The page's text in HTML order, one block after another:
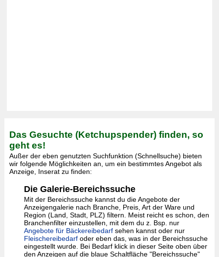
Das Gesuchte (Ketchupspender) finden, so
geht es!
Außer der eben genutzten Suchfunktion (Schnellsuche) bieten
wir folgende Möglichkeiten an, um ein bestimmtes Angebot als
Anzeige, Inserat zu finden:
Die Galerie-Bereichssuche
Mit der Bereichssuche kannst du die Angebote der
Anzeigengalerie nach Branche, Preis, Art der Ware und
Region (Land, Stadt, PLZ) filtern. Meist reicht es schon, den
Branchenfilter einzustellen, mit dem du z. Bsp. nur
Angebote für Bäckereibedarfsehen kannst oder nur
Fleischereibedarfoder eben das, was in der Bereichssuche
eingestellt wurde. Bei Bedarf klick in dieser Seite oben über
den Anzeigen auf die blaue Schaltfläche "Bereichssuche"